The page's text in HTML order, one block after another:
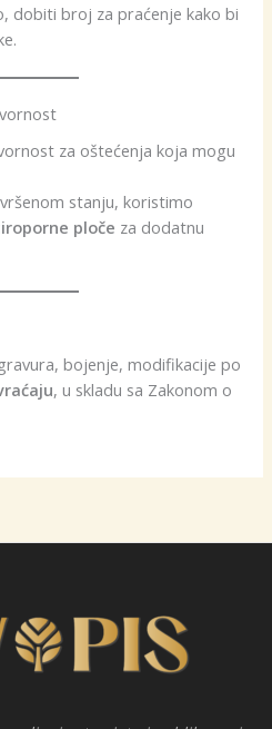
dobiti broj za praćenje kako bi
za oštećenja koja mogu
stanju, koristimo
ploče za dodatnu
bojenje, modifikacije po
, u skladu sa Zakonom o